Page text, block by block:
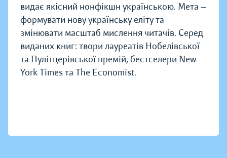
видає якісний нонфікшн українською. Мета —
формувати нову українську еліту та
змінювати масштаб мислення читачів. Серед
виданих книг: твори лауреатів Нобелівської
та Пулітцерівської премій, бестселери New
York Times та The Economist.